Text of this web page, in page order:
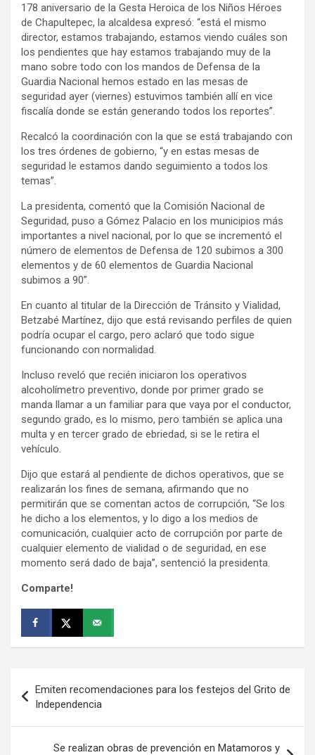
178 aniversario de la Gesta Heroica de los Niños Héroes
de Chapultepec, la alcaldesa expresó: “está el mismo
director, estamos trabajando, estamos viendo cuáles son
los pendientes que hay estamos trabajando muy de la
mano sobre todo con los mandos de Defensa de la
Guardia Nacional hemos estado en las mesas de
seguridad ayer (viernes) estuvimos también allí en vice
fiscalía donde se están generando todos los reportes”.
Recalcó la coordinación con la que se está trabajando con
los tres órdenes de gobierno, “y en estas mesas de
seguridad le estamos dando seguimiento a todos los
temas”.
La presidenta, comentó que la Comisión Nacional de
Seguridad, puso a Gómez Palacio en los municipios más
importantes a nivel nacional, por lo que se incrementó el
número de elementos de Defensa de 120 subimos a 300
elementos y de 60 elementos de Guardia Nacional
subimos a 90”.
En cuanto al titular de la Dirección de Tránsito y Vialidad,
Betzabé Martínez, dijo que está revisando perfiles de quien
podría ocupar el cargo, pero aclaró que todo sigue
funcionando con normalidad.
Incluso reveló que recién iniciaron los operativos
alcoholímetro preventivo, donde por primer grado se
manda llamar a un familiar para que vaya por el conductor,
segundo grado, es lo mismo, pero también se aplica una
multa y en tercer grado de ebriedad, si se le retira el
vehículo.
Dijo que estará al pendiente de dichos operativos, que se
realizarán los fines de semana, afirmando que no
permitirán que se comentan actos de corrupción, “Se los
he dicho a los elementos, y lo digo a los medios de
comunicación, cualquier acto de corrupción por parte de
cualquier elemento de vialidad o de seguridad, en ese
momento será dado de baja”, sentenció la presidenta.
Comparte!
de
entradas
Emiten recomendaciones para los festejos del Grito de
Independencia
Se realizan obras de prevención en Matamoros y